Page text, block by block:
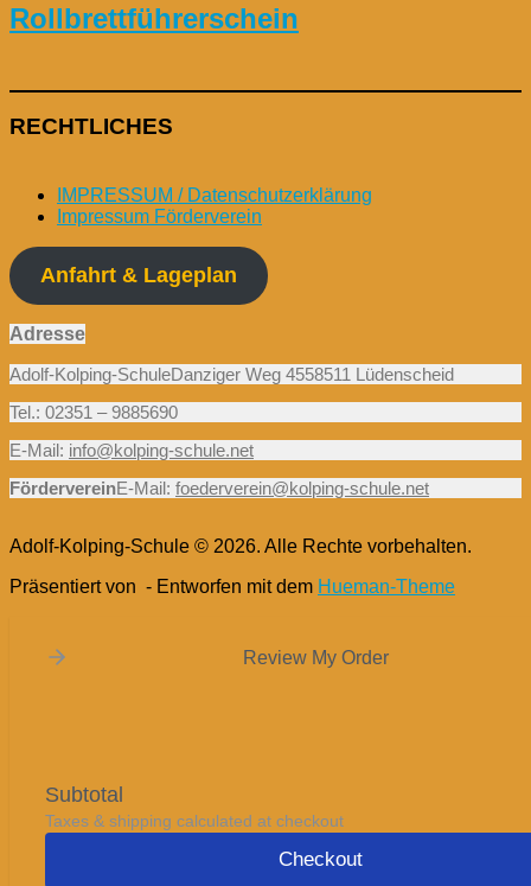
Rollbrettführerschein
RECHTLICHES
IMPRESSUM / Datenschutzerklärung
Impressum Förderverein
Anfahrt & Lageplan
Adresse
Adolf-Kolping-SchuleDanziger Weg 4558511 Lüdenscheid
Tel.: 02351 – 9885690
E-Mail: info@kolping-schule.net
FördervereinE-Mail: foederverein@kolping-schule.net
Adolf-Kolping-Schule © 2026. Alle Rechte vorbehalten.
Präsentiert von - Entworfen mit dem Hueman-Theme
Review My Order
Subtotal
Taxes & shipping calculated at checkout
Checkout